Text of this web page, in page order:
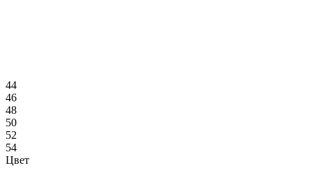
44
46
48
50
52
54
Цвет